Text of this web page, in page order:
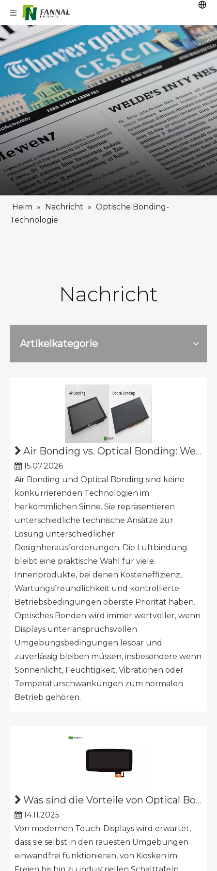
Heim » Nachricht » Optische Bonding-
Technologie
Nachricht
Artikelkategorie
Air Bonding vs. Optical Bonding: Welches ist das Richtige für Ihr Display?
15.07.2026
Air Bonding und Optical Bonding sind keine
konkurrierenden Technologien im
herkömmlichen Sinne. Sie repräsentieren
unterschiedliche technische Ansätze zur
Lösung unterschiedlicher
Designherausforderungen. Die Luftbindung
bleibt eine praktische Wahl für viele
Innenprodukte, bei denen Kosteneffizienz,
Wartungsfreundlichkeit und kontrollierte
Betriebsbedingungen oberste Priorität haben.
Optisches Bonden wird immer wertvoller, wenn
Displays unter anspruchsvollen
Umgebungsbedingungen lesbar und
zuverlässig bleiben müssen, insbesondere wenn
Sonnenlicht, Feuchtigkeit, Vibrationen oder
Temperaturschwankungen zum normalen
Betrieb gehören.
Was sind die Vorteile von Optical Bonding?
14.11.2025
Von modernen Touch-Displays wird erwartet,
dass sie selbst in den rauesten Umgebungen
einwandfrei funktionieren, von Kiosken im